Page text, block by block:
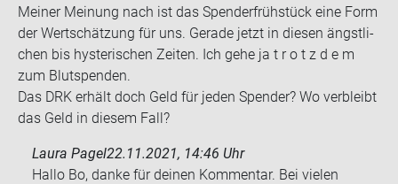
Mei­ner Mei­nung nach ist das Spen­der­früh­stück eine Form
der Wert­schät­zung für uns. Ge­ra­de jetzt in die­sen ängst­li­
chen bis hys­te­ri­schen Zei­ten. Ich gehe ja t r o t z d e m
zum Blut­spen­den.
Das DRK er­hält doch Geld für jeden Spen­der? Wo ver­bleibt
das Geld in die­sem Fall?
Laura Pagel22.11.2021, 14:46 Uhr
Hallo Bo, danke für deinen Kommentar. Bei vielen